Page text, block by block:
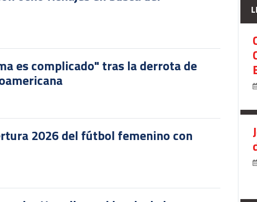
es complicado" tras la derrota de
2026 del fútbol femenino con